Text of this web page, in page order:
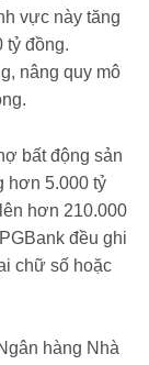
vực này tăng
tỷ đồng.
nâng quy mô
bất động sản
hơn 5.000 tỷ
hơn 210.000
đều ghi
chữ số hoặc
hàng Nhà